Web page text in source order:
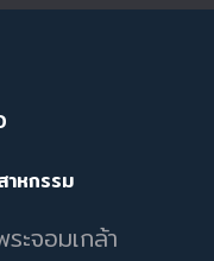
าหกรรม
ะจอมเกล้า